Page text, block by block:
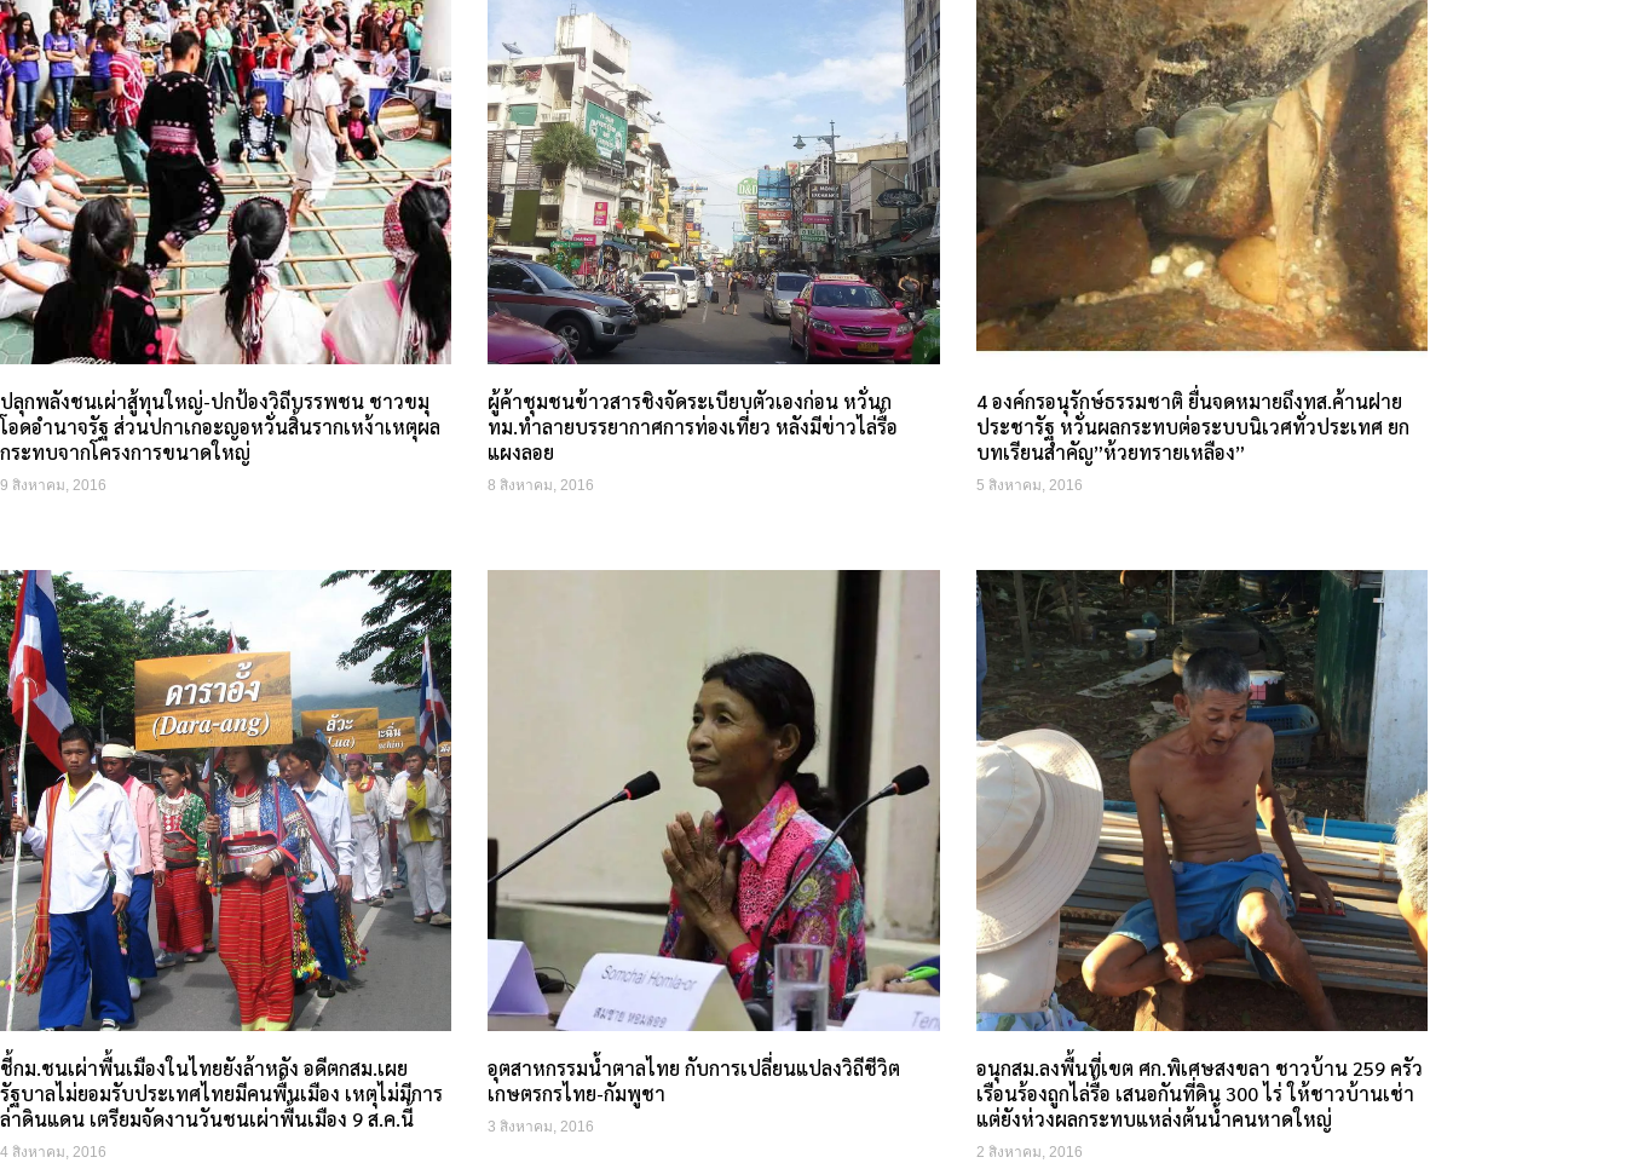
ปลุกพลังชนเผ่าสู้ทุนใหญ่-ปกป้องวิถีบรรพชน ชาวขมุ
โอดอำนาจรัฐ ส่วนปกาเกอะญอหวั่นสิ้นรากเหง้าเหตุผล
กระทบจากโครงการขนาดใหญ่
9 สิงหาคม, 2016
ผู้ค้าชุมชนข้าวสารชิงจัดระเบียบตัวเองก่อน หวั่นก
ทม.ทำลายบรรยากาศการท่องเที่ยว หลังมีข่าวไล่รื้อ
แผงลอย
8 สิงหาคม, 2016
4 องค์กรอนุรักษ์ธรรมชาติ ยื่นจดหมายถึงทส.ค้านฝาย
ประชารัฐ หวั่นผลกระทบต่อระบบนิเวศทั่วประเทศ ยก
บทเรียนสำคัญ”ห้วยทรายเหลือง”
5 สิงหาคม, 2016
ชี้กม.ชนเผ่าพื้นเมืองในไทยยังล้าหลัง อดีตกสม.เผย
รัฐบาลไม่ยอมรับประเทศไทยมีคนพื้นเมือง เหตุไม่มีการ
ล่าดินแดน เตรียมจัดงานวันชนเผ่าพื้นเมือง 9 ส.ค.นี้
4 สิงหาคม, 2016
อุตสาหกรรมน้ำตาลไทย กับการเปลี่ยนแปลงวิถีชีวิต
เกษตรกรไทย-กัมพูชา
3 สิงหาคม, 2016
อนุกสม.ลงพื้นที่เขต ศก.พิเศษสงขลา ชาวบ้าน 259 ครัว
เรือนร้องถูกไล่รื้อ เสนอกันที่ดิน 300 ไร่ ให้ชาวบ้านเช่า
แต่ยังห่วงผลกระทบแหล่งต้นน้ำคนหาดใหญ่
2 สิงหาคม, 2016